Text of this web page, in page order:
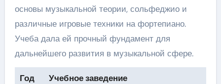
основы музыкальной теории, сольфеджио и
различные игровые техники на фортепиано.
Учеба дала ей прочный фундамент для
дальнейшего развития в музыкальной сфере.
Год
Учебное заведение